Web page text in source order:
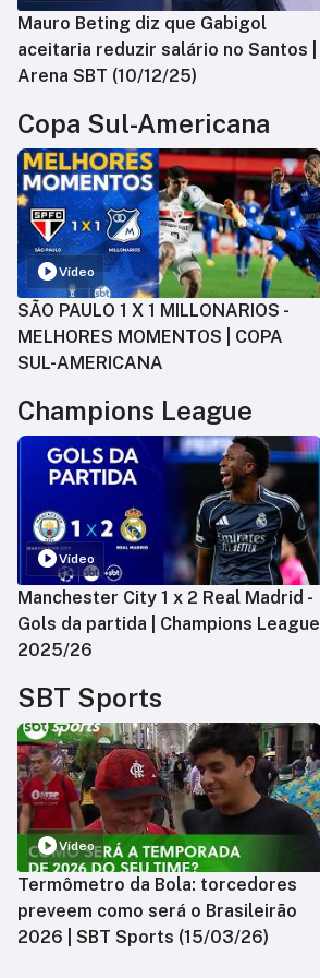
Mauro Beting diz que Gabigol
aceitaria reduzir salário no Santos |
Arena SBT (10/12/25)
Copa Sul-Americana
Vídeo
SÃO PAULO 1 X 1 MILLONARIOS -
MELHORES MOMENTOS | COPA
SUL-AMERICANA
Champions League
Vídeo
Manchester City 1 x 2 Real Madrid -
Gols da partida | Champions League
2025/26
SBT Sports
Vídeo
Termômetro da Bola: torcedores
preveem como será o Brasileirão
2026 | SBT Sports (15/03/26)